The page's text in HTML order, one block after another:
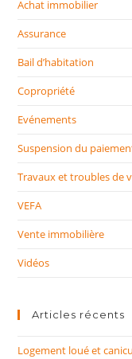
Achat immobilier
Assurance
Bail d’habitation
Copropriété
Evénements
Suspension du
Travaux et troubles de
VEFA
Vente immobilière
Vidéos
Articles récents
Logement loué et